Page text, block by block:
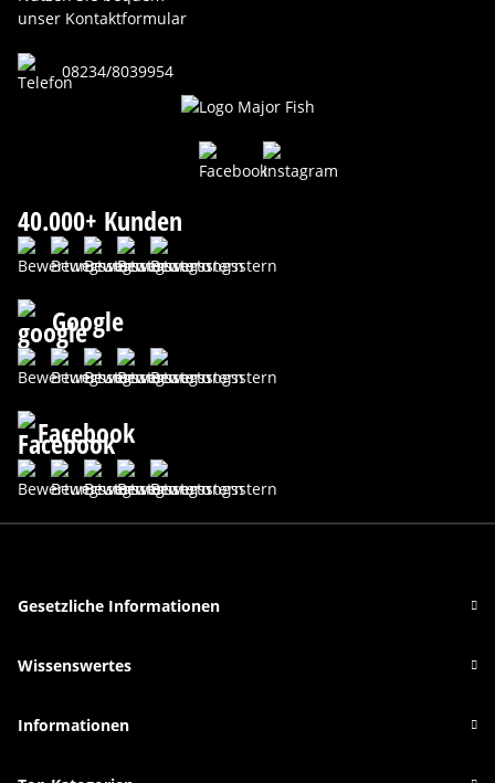
unser Kontaktformular
08234/8039954
40.000+ Kunden
Google
Facebook
Gesetzliche Informationen
Wissenswertes
Informationen